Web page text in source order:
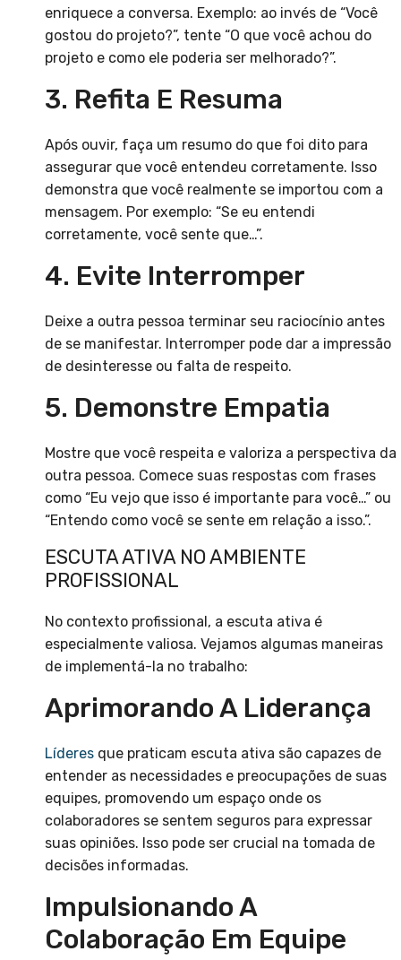
enriquece a conversa. Exemplo: ao invés de “Você
gostou do projeto?”, tente “O que você achou do
projeto e como ele poderia ser melhorado?”.
3. Refita E Resuma
Após ouvir, faça um resumo do que foi dito para
assegurar que você entendeu corretamente. Isso
demonstra que você realmente se importou com a
mensagem. Por exemplo: “Se eu entendi
corretamente, você sente que…”.
4. Evite Interromper
Deixe a outra pessoa terminar seu raciocínio antes
de se manifestar. Interromper pode dar a impressão
de desinteresse ou falta de respeito.
5. Demonstre Empatia
Mostre que você respeita e valoriza a perspectiva da
outra pessoa. Comece suas respostas com frases
como “Eu vejo que isso é importante para você…” ou
“Entendo como você se sente em relação a isso.”.
ESCUTA ATIVA NO AMBIENTE
PROFISSIONAL
No contexto profissional, a escuta ativa é
especialmente valiosa. Vejamos algumas maneiras
de implementá-la no trabalho:
Aprimorando A Liderança
Líderes que praticam escuta ativa são capazes de
entender as necessidades e preocupações de suas
equipes, promovendo um espaço onde os
colaboradores se sentem seguros para expressar
suas opiniões. Isso pode ser crucial na tomada de
decisões informadas.
Impulsionando A
Colaboração Em Equipe